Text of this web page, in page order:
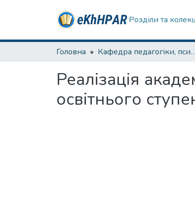
Розділи та
Головна Кафедра педагогіки, психології, початкової освіти та освітнього менеджменту
Реалізація
освітнього